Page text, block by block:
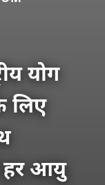
योग
लिए
हर आयु